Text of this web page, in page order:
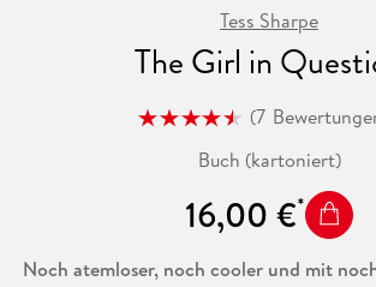
Tess Sharpe
The Girl in
(7
Buch (kartoniert)
16,00 €
Noch atemloser, noch cooler und mit